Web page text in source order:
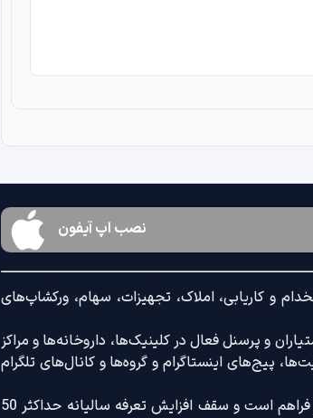
نصب اپ آیفون
و کاریابی، املاک، تجهیزات، سهام، ورکشاپ‌های
و پرسنل فعال در کلینیک‌ها، داروخانه‌ها و مراکز
پیج‌های اینستاگرام و گروه‌ها و کانال‌های تلگرام
ضمنا امکان ثبت آگهی با کامل‌ترین امکانات رایج و کم‌ترین تعرفه بازار فراهم است و سقف افزایش تعرفه سالیانه حداکثر 50